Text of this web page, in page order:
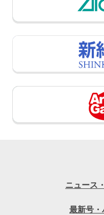
ニュース
最新号・